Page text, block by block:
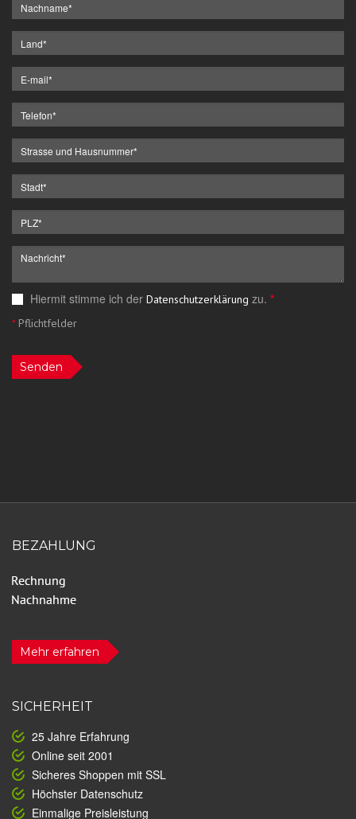
Hiermit stimme ich der Datenschutzerklärung zu. *
*Pflichtfelder
Senden
BEZAHLUNG
Mehr erfahren
SICHERHEIT
25 Jahre Erfahrung
Online seit 2001
Sicheres Shoppen mit SSL
Höchster Datenschutz
Einmalige Preisleistung